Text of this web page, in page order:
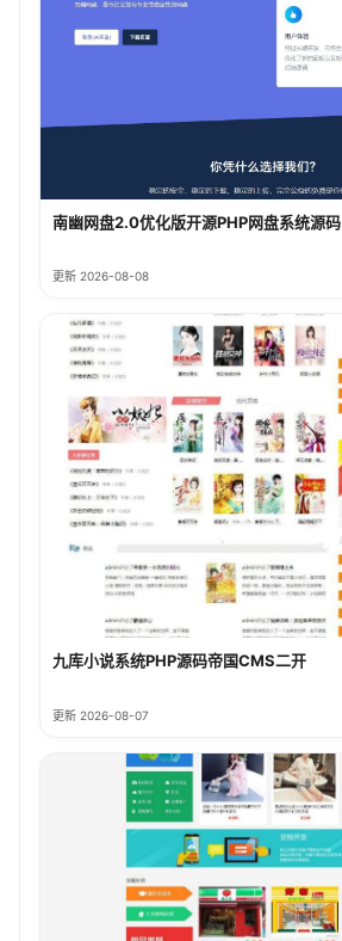
南幽网盘2.0优化版开源PHP网盘系统源码
更新 2026-08-08
九库小说系统PHP源码帝国CMS二开
更新 2026-08-07